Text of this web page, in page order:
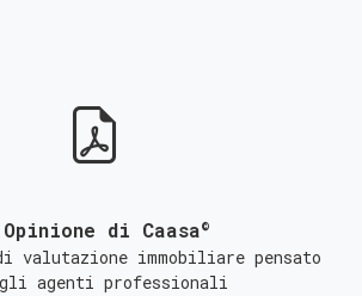
di Caasa©
valutazione immobiliare pensato
agenti professionali